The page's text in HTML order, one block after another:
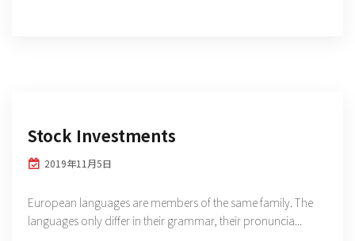
Stock Investments
2019年11月5日
European languages are members of the same family. The
languages only differ in their grammar, their pronuncia...